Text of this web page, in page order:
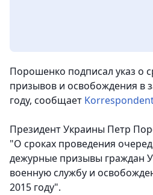
Порошенко подписал указ о
призывов и освобождения в
году, сообщает
Президент Украины Петр
"О сроках проведения
дежурные призывы граждан
военную службу и
2015 году".